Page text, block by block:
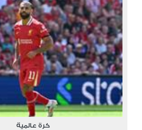
كرة عالمية